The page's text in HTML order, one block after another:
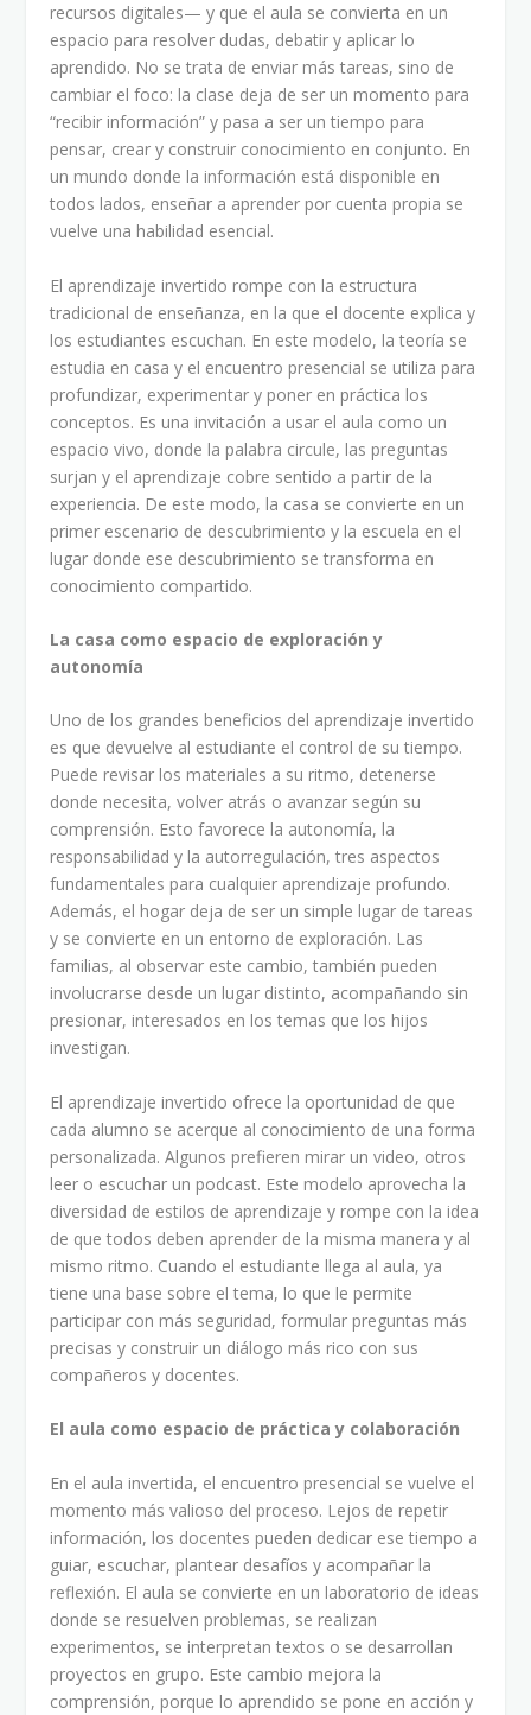
recursos digitales— y que el aula se convierta en un
espacio para resolver dudas, debatir y aplicar lo
aprendido. No se trata de enviar más tareas, sino de
cambiar el foco: la clase deja de ser un momento para
“recibir información” y pasa a ser un tiempo para
pensar, crear y construir conocimiento en conjunto. En
un mundo donde la información está disponible en
todos lados, enseñar a aprender por cuenta propia se
vuelve una habilidad esencial.
El aprendizaje invertido rompe con la estructura
tradicional de enseñanza, en la que el docente explica y
los estudiantes escuchan. En este modelo, la teoría se
estudia en casa y el encuentro presencial se utiliza para
profundizar, experimentar y poner en práctica los
conceptos. Es una invitación a usar el aula como un
espacio vivo, donde la palabra circule, las preguntas
surjan y el aprendizaje cobre sentido a partir de la
experiencia. De este modo, la casa se convierte en un
primer escenario de descubrimiento y la escuela en el
lugar donde ese descubrimiento se transforma en
conocimiento compartido.
La casa como espacio de exploración y
autonomía
Uno de los grandes beneficios del aprendizaje invertido
es que devuelve al estudiante el control de su tiempo.
Puede revisar los materiales a su ritmo, detenerse
donde necesita, volver atrás o avanzar según su
comprensión. Esto favorece la autonomía, la
responsabilidad y la autorregulación, tres aspectos
fundamentales para cualquier aprendizaje profundo.
Además, el hogar deja de ser un simple lugar de tareas
y se convierte en un entorno de exploración. Las
familias, al observar este cambio, también pueden
involucrarse desde un lugar distinto, acompañando sin
presionar, interesados en los temas que los hijos
investigan.
El aprendizaje invertido ofrece la oportunidad de que
cada alumno se acerque al conocimiento de una forma
personalizada. Algunos prefieren mirar un video, otros
leer o escuchar un podcast. Este modelo aprovecha la
diversidad de estilos de aprendizaje y rompe con la idea
de que todos deben aprender de la misma manera y al
mismo ritmo. Cuando el estudiante llega al aula, ya
tiene una base sobre el tema, lo que le permite
participar con más seguridad, formular preguntas más
precisas y construir un diálogo más rico con sus
compañeros y docentes.
El aula como espacio de práctica y colaboración
En el aula invertida, el encuentro presencial se vuelve el
momento más valioso del proceso. Lejos de repetir
información, los docentes pueden dedicar ese tiempo a
guiar, escuchar, plantear desafíos y acompañar la
reflexión. El aula se convierte en un laboratorio de ideas
donde se resuelven problemas, se realizan
experimentos, se interpretan textos o se desarrollan
proyectos en grupo. Este cambio mejora la
comprensión, porque lo aprendido se pone en acción y